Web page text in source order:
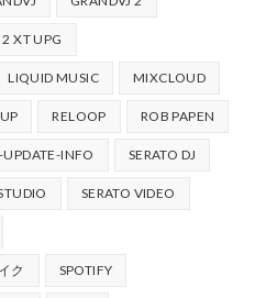
XT UPG
LIQUID MUSIC MIXCLOUD
RELOOP ROB PAPEN
UPDATE-INFO SERATO DJ
SERATO VIDEO
ク SPOTIFY